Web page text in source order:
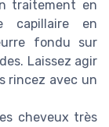
traitement en
capillaire en
fondu sur
Laissez agir
rincez avec un
cheveux très